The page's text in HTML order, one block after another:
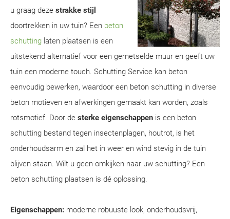
u graag deze strakke stijl
doortrekken in uw tuin? Een beton
schutting laten plaatsen is een
uitstekend alternatief voor een gemetselde muur en geeft uw
tuin een moderne touch. Schutting Service kan beton
eenvoudig bewerken, waardoor een beton schutting in diverse
beton motieven en afwerkingen gemaakt kan worden, zoals
rotsmotief. Door de sterke eigenschappen is een beton
schutting bestand tegen insectenplagen, houtrot, is het
onderhoudsarm en zal het in weer en wind stevig in de tuin
blijven staan. Wilt u geen omkijken naar uw schutting? Een
beton schutting plaatsen is dé oplossing.
Eigenschappen: moderne robuuste look, onderhoudsvrij,